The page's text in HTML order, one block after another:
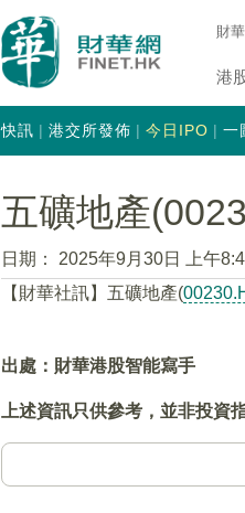
財
港
快訊 港交所發佈 今日IPO 一
五礦地產
日期：
2025年9月30日 上午
【財華社訊】五礦地產(
出處：財華港股智能寫手
上述資訊只供參考，並非投資指